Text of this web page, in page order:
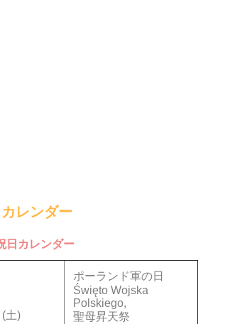
レンダー
日カレンダー
(土)
ポーランド軍の日
Święto Wojska
Polskiego,
聖母昇天祭